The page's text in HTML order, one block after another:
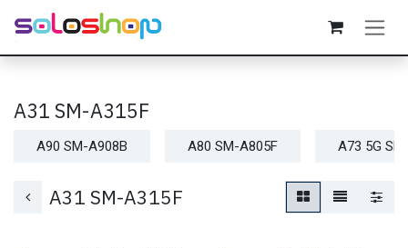
Passa al contenuto
A31 SM-A315F
A90 SM-A908B A80 SM-A805F A73 5G
A31 SM-A315F